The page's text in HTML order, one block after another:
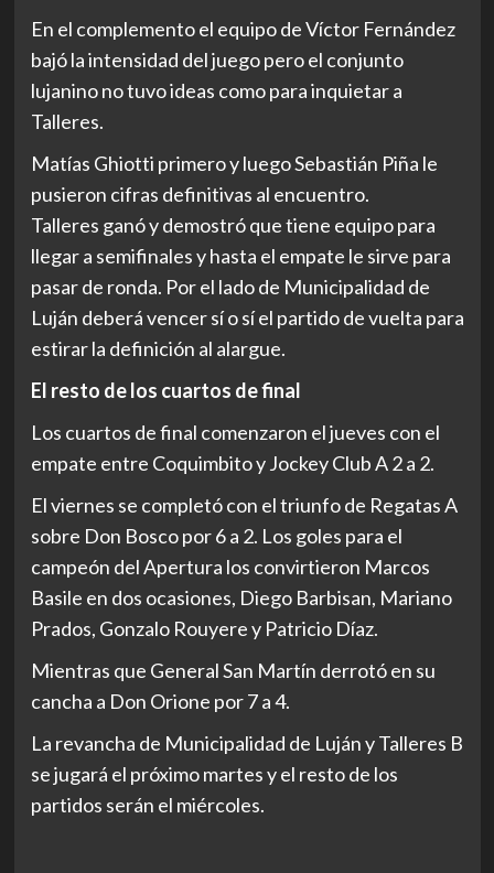
En el complemento el equipo de Víctor Fernández
bajó la intensidad del juego pero el conjunto
lujanino no tuvo ideas como para inquietar a
Talleres.
Matías Ghiotti primero y luego Sebastián Piña le
pusieron cifras definitivas al encuentro.
Talleres ganó y demostró que tiene equipo para
llegar a semifinales y hasta el empate le sirve para
pasar de ronda. Por el lado de Municipalidad de
Luján deberá vencer sí o sí el partido de vuelta para
estirar la definición al alargue.
El resto de los cuartos de final
Los cuartos de final comenzaron el jueves con el
empate entre Coquimbito y Jockey Club A 2 a 2.
El viernes se completó con el triunfo de Regatas A
sobre Don Bosco por 6 a 2. Los goles para el
campeón del Apertura los convirtieron Marcos
Basile en dos ocasiones, Diego Barbisan, Mariano
Prados, Gonzalo Rouyere y Patricio Díaz.
Mientras que General San Martín derrotó en su
cancha a Don Orione por 7 a 4.
La revancha de Municipalidad de Luján y Talleres B
se jugará el próximo martes y el resto de los
partidos serán el miércoles.